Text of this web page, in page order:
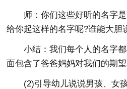
师：你们这些好听的名字
给你起这样的名字呢?谁能大胆
小结：我们每个人的名字
面包含了爸爸妈妈对我们的期望
(2)引导幼儿说说男孩、女